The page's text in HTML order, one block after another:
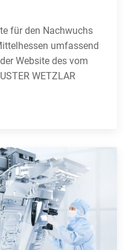
für den Nachwuchs
umfassend
Website des vom
WETZLAR